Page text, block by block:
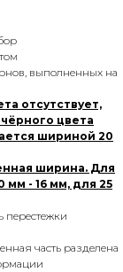
выполненных на
отсутствует,
цвета
шириной 20
ширина. Для
мм - 16 мм, для 25
перестежки
часть разделена